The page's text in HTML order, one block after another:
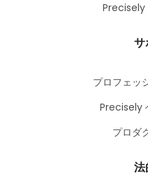
サ
プロフェッ
Precisely
プロダ
法